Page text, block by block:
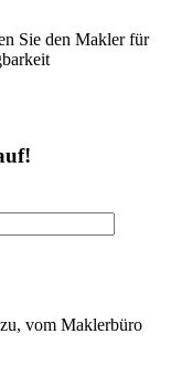
Sie den Makler für
vom Maklerbüro